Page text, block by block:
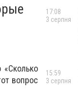
вопрос
17:08
3 серпня
15:59
3 серпня